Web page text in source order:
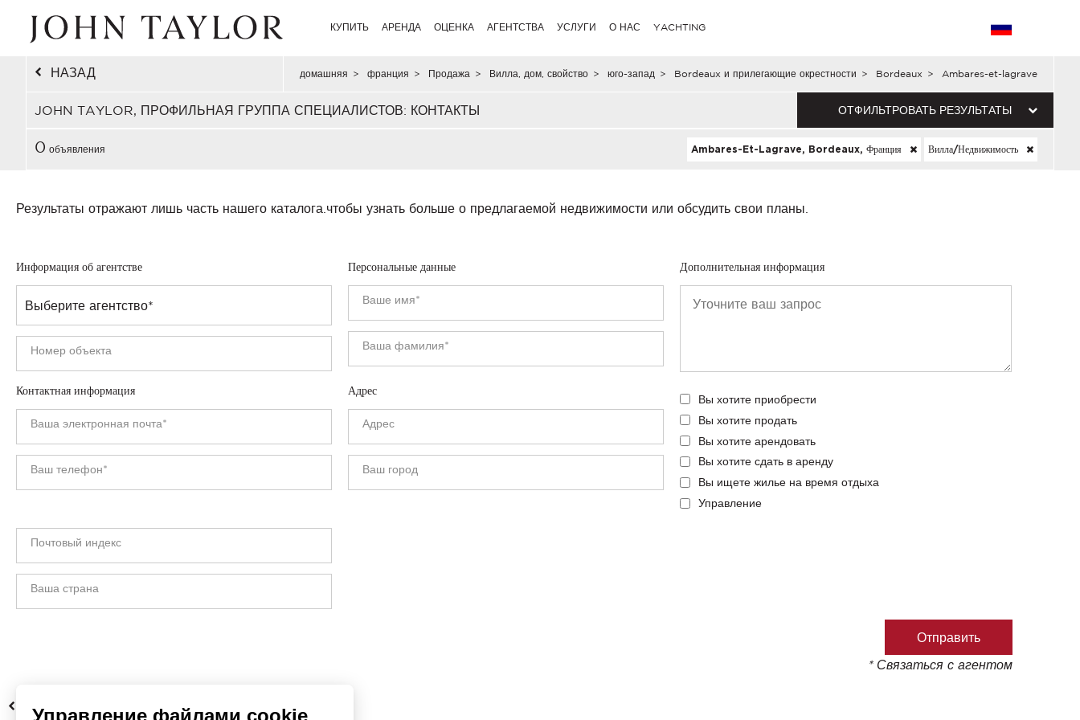
КУПИТЬ АРЕНДА ОЦЕНКА АГЕНТСТВА УСЛУГИ О НАС YACHTING
НАЗАД домашняя > франция > Продажа > Вилла, дом, свойство > юго-запад > Bordeaux и прилегающие окрестности > Bordeaux > Ambares-et-lagrave
JOHN TAYLOR, ПРОФИЛЬНАЯ ГРУППА СПЕЦИАЛИСТОВ: КОНТАКТЫ ОТФИЛЬТРОВАТЬ РЕЗУЛЬТАТЫ
0 объявления Ambares-Et-Lagrave, Bordeaux, Франция Вилла/недвижимость
Результаты отражают лишь часть нашего каталога. чтобы узнать больше о предлагаемой недвижимости или обсудить свои планы.
Информация об агентстве Персональные данные
Контактная информация Адрес
Дополнительная информация
Вы хотите приобрести
Вы хотите продать
Вы хотите арендовать
Вы хотите сдать в аренду
Вы ищете жилье на время отдыха
Управление
* Связаться с агентом
НАЗАД
Управление файлами cookie